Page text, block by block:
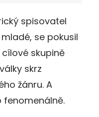
spisovatel
se pokusil
skupině
skrz
žánru. A